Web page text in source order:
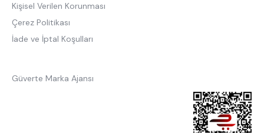
Kişisel Verilen Korunması
Çerez Politikası
İade ve İptal Koşulları
Güverte Marka Ajansı